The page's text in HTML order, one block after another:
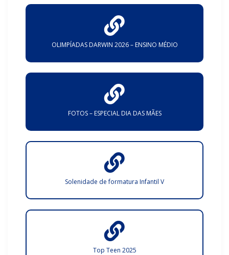
OLIMPÍADAS DARWIN 2026 – ENSINO MÉDIO
FOTOS – ESPECIAL DIA DAS MÃES
Solenidade de formatura Infantil V
Top Teen 2025